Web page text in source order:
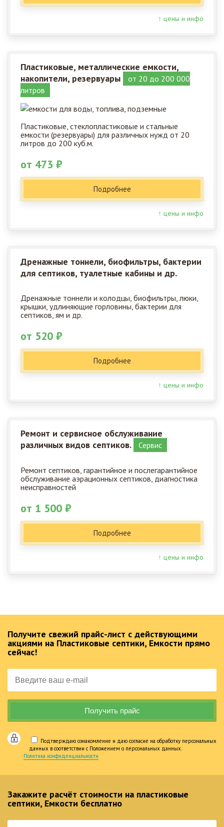
↑ цены и инфо
Пластиковые, металлические емкости,
накопители, резервуары
от 20 до 200 000
литров
Пластиковые, стеклопластиковые и стальные
емкости (резервуары) для различных нужд от 20
литров до 200 куб.м.
от 473 ₽
Подробнее
↑ цены и инфо
Дренажные тоннели, биофильтры, бактерии
для септиков, туалетные кабины и др.
Дренажные тоннели и колодцы, биофильтры, люки,
крышки, удлиняющие горловины, бактерии для
септиков, ям и др.
от 520 ₽
Подробнее
↑ цены и инфо
Ремонт и сервисное обслуживание
различных видов септиков.
Сервис
Ремонт септиков, гарантийное и послегарантийное
обслуживание аэрационных септиков, диагностика
неисправностей
от 1 500 ₽
Подробнее
↑ цены и инфо
Получите свежий прайс-лист с действующими
акциями на Пластиковые септики, Емкости прямо
сейчас!
Подтверждаю ознакомление и даю согласие на обработку персональных
данных в соответствии с Положением о персональных данных.
Политика конфиденциальности
Закажите расчёт стоимости на пластиковые
септики, Емкости бесплатно